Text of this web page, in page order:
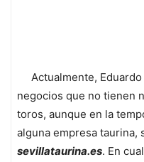
Actualmente, Eduardo
negocios que no tienen
toros, aunque en la
alguna empresa taurina,
sevillataurina.es. En